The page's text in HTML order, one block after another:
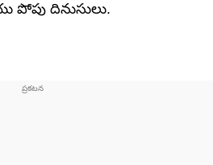
పోపు దినుసులు.